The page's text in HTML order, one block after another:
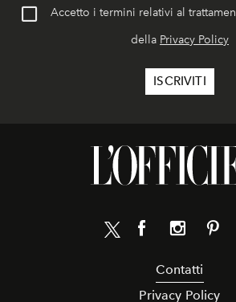
Accetto i termini relativi al
della Privacy Policy
Contatti
Privacy Policy